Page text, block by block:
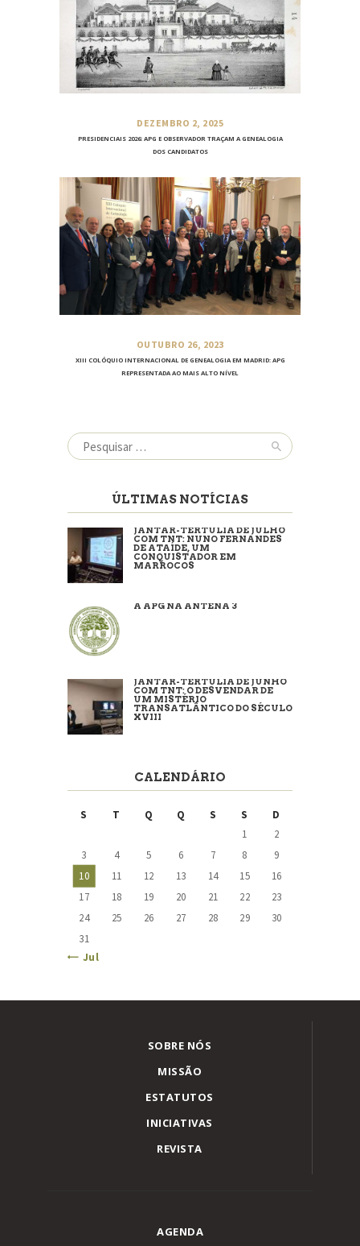
DEZEMBRO 2, 2025
PRESIDENCIAIS 2026: APG E OBSERVADOR TRAÇAM A GENEALOGIA
DOS CANDIDATOS
OUTUBRO 26, 2023
XIII COLÓQUIO INTERNACIONAL DE GENEALOGIA EM MADRID: APG
REPRESENTADA AO MAIS ALTO NÍVEL
Pesquisar
por:
ÚLTIMAS NOTÍCIAS
JANTAR-TERTÚLIA DE JULHO
COM TNT: NUNO FERNANDES
DE ATAÍDE, UM
CONQUISTADOR EM
MARROCOS
A APG NA ANTENA 3
JANTAR-TERTÚLIA DE JUNHO
COM TNT: O DESVENDAR DE
UM MISTÉRIO
TRANSATLÂNTICO DO SÉCULO
XVIII
CALENDÁRIO
S T Q Q S S
D
1
2
3
4 5 6 7 8
9
10
11 12 13 14 15
16
17
18 19 20 21 22
23
24
25 26 27 28 29
30
31
« Jul
SOBRE NÓS
MISSÃO
ESTATUTOS
INICIATIVAS
REVISTA
AGENDA